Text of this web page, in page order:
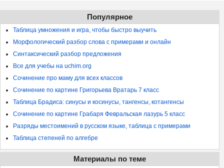
Популярное
Таблица умножения и игра, чтобы быстро выучить
Морфологический разбор слова с примерами и онлайн
Синтаксический разбор предложения
Все для учебы на uchim.org
Сочинение про маму для всех классов
Сочинение по картине Григорьева Вратарь 7 класс
Таблица Брадиса: синусы и косинусы, тангенсы, котангенсы
Сочинение по картине Грабаря Февральская лазурь 5 класс
Разряды местоимений в русском языке, таблица с примерами
Таблица степеней по алгебре
Материалы по теме